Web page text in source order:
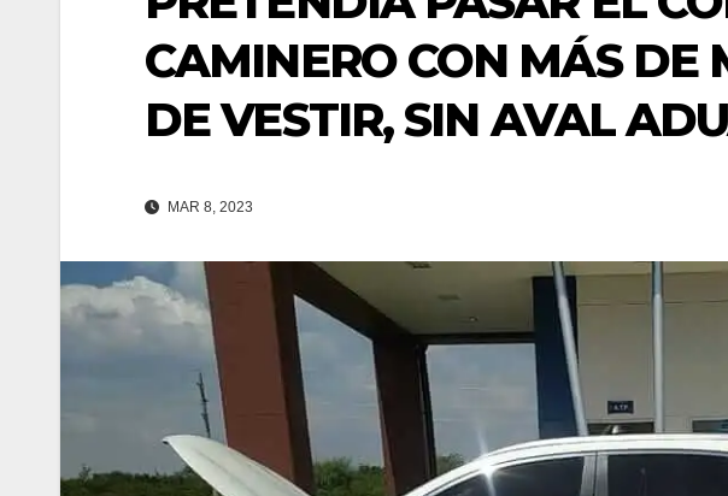
CAMINERO CON MÁS DE
DE VESTIR, SIN AVAL
MAR 8, 2023